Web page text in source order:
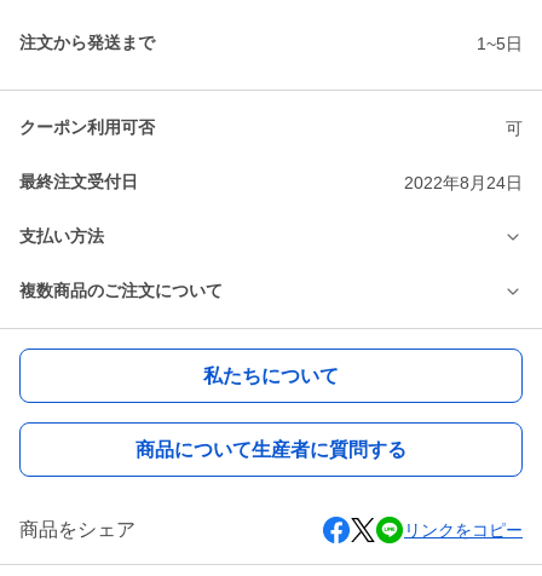
注文から発送まで 1~5日
クーポン利用可否 可
最終注文受付日 2022年8月24日
支払い方法
複数商品のご注文について
私たちについて
商品について生産者に質問する
商品をシェア リンクをコピー